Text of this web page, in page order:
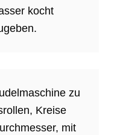
kocht
zu
Kreise
mit